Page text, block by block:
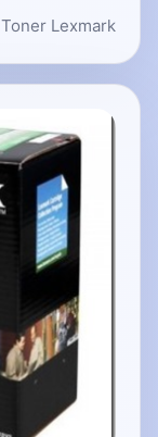
Toner Lexmark